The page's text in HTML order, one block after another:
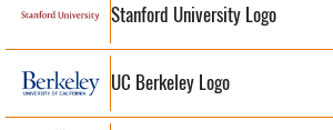
Stanford University Logo
UC Berkeley Logo